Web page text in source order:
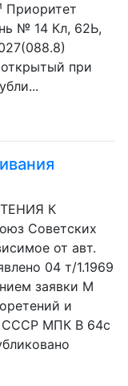
Приоритет
№ 14 Кл, 62Ь,
при
К
Советских
от авт.
04 т/1.1969
заявки М
и
СССР МПК В 64с